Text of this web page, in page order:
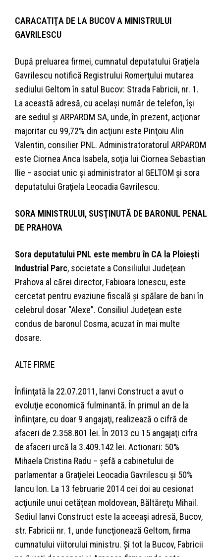
CARACATIŢA DE LA BUCOV A MINISTRULUI
GAVRILESCU
După preluarea firmei, cumnatul deputatului Graţiela
Gavrilescu notifică Registrului Romerţului mutarea
sediului Geltom în satul Bucov: Strada Fabricii, nr. 1.
La această adresă, cu acelaşi număr de telefon, îşi
are sediul şi ARPAROM SA, unde, în prezent, acţionar
majoritar cu 99,72% din acţiuni este Pinţoiu Alin
Valentin, consilier PNL. Administratoratorul ARPAROM
este Ciornea Anca Isabela, soţia lui Ciornea Sebastian
Ilie – asociat unic şi administrator al GELTOM şi sora
deputatului Graţiela Leocadia Gavrilescu.
SORA MINISTRULUI, SUSŢINUTĂ DE BARONUL PENAL
DE PRAHOVA
Sora deputatului PNL este membru în CA la Ploieşti
Industrial Parc, societate a Consiliului Judeţean
Prahova al cărei director, Fabioara Ionescu, este
cercetat pentru evaziune fiscală şi spălare de bani în
celebrul dosar “Alexe”. Consiliul Judeţean este
condus de baronul Cosma, acuzat în mai multe
dosare.
ALTE FIRME
Înfiinţată la 22.07.2011, Ianvi Construct a avut o
evoluţie economică fulminantă. În primul an de la
înfiinţare, cu doar 9 angajaţi, realizează o cifră de
afaceri de 2.358.801 lei. În 2013 cu 15 angajaţi cifra
de afaceri urcă la 3.409.142 lei. Actionari: 50%
Mihaela Cristina Radu – şefă a cabinetului de
parlamentar a Graţielei Leocadia Gavrilescu şi 50%
Iancu Ion. La 13 februarie 2014 cei doi au cesionat
acţiunile unui cetăţean moldovean, Băltăreţu Mihail.
Sediul Ianvi Construct este la aceeaşi adresă, Bucov,
str. Fabricii nr. 1, unde funcţionează Geltom, firma
cumnatului viitorului ministru. Şi tot la Bucov, Fabricii